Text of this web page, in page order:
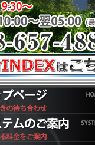
軽にお問い合わせく